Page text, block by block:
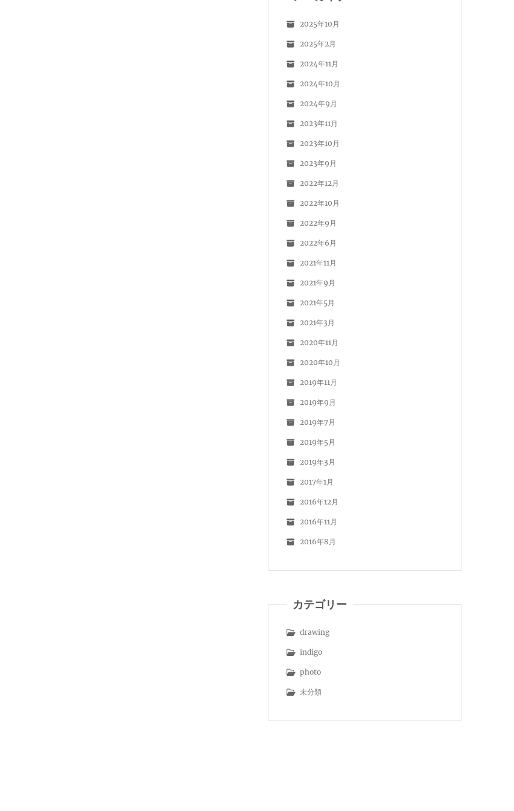
2025年10月
2025年2月
2024年11月
2024年10月
2024年9月
2023年11月
2023年10月
2023年9月
2022年12月
2022年10月
2022年9月
2022年6月
2021年11月
2021年9月
2021年5月
2021年3月
2020年11月
2020年10月
2019年11月
2019年9月
2019年7月
2019年5月
2019年3月
2017年1月
2016年12月
2016年11月
2016年8月
カテゴリー
drawing
indigo
photo
未分類